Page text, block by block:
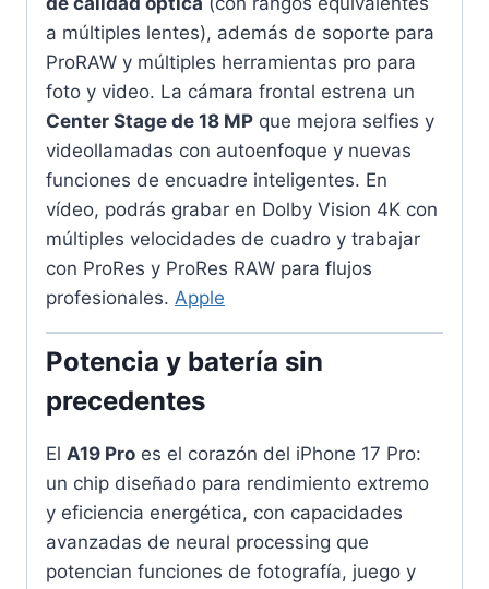
a múltiples lentes), además de soporte para
ProRAW y múltiples herramientas pro para
foto y video. La cámara frontal estrena un
Center Stage de 18 MP que mejora selfies y
videollamadas con autoenfoque y nuevas
funciones de encuadre inteligentes. En
vídeo, podrás grabar en Dolby Vision 4K con
múltiples velocidades de cuadro y trabajar
con ProRes y ProRes RAW para flujos
profesionales. Apple
Potencia y batería sin
precedentes
El A19 Pro es el corazón del iPhone 17 Pro:
un chip diseñado para rendimiento extremo
y eficiencia energética, con capacidades
avanzadas de neural processing que
potencian funciones de fotografía, juego y